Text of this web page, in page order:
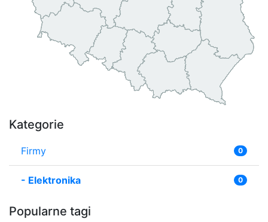
Kategorie
Firmy 0
- Elektronika 0
Popularne tagi